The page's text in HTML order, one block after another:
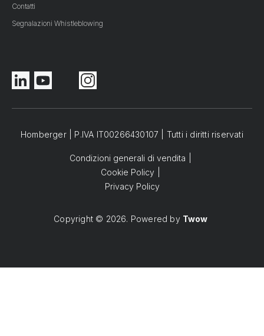
Contatti
Segnalazioni Whistleblowing
Homberger | P.IVA IT00266430107 | Tutti i diritti riservati
Condizioni generali di vendita
Cookie Policy
Privacy Policy
Copyright © 2026. Powered by Twow